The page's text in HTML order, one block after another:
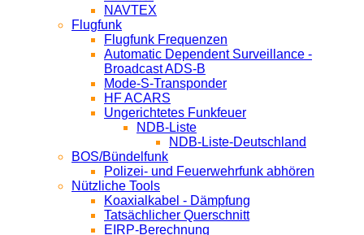
NAV­TEX
Flugfunk
Flugfunk Frequenzen
Automatic Dependent Surveillance -
Broadcast ADS-B
Mode-S-Transponder
HF ACARS
Ungerichtetes Funkfeuer
NDB-Liste
NDB-Liste-Deutschland
BOS/Bündelfunk
Polizei- und Feuerwehrfunk abhören
Nützliche Tools
Koaxialkabel - Dämpfung
Tatsächlicher Querschnitt
EIRP-Berechnung